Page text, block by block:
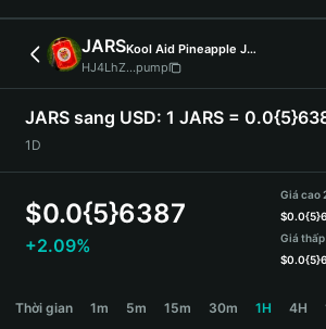
Deutsch
简体中文
繁體中文
Português (Portugal)
Bahasa Indonesia
ภาษาไทย
हिन्दी
Español
Português (Brasil)
JARS
Kool Aid Pineapple Jars
HJ4LhZ...pump
JARS sang USD: 1 JARS =
1D
$0.0{5}6387
+2.09%
Giá cao
$
Giá
$
Thời gian 1m 5m 15m 30m 1H 4H